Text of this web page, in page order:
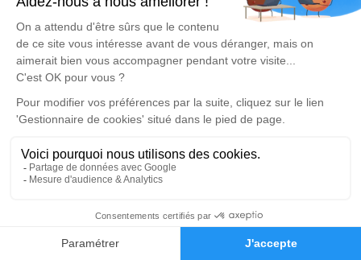
Faire-part Hommages
est un lieu d'expression dédié à honorer la
mémoire de Gilbert BLANCHET.
Un service de plantation d’arbre hommage est
disponible ici.
Cérémonie civile
Crématorium de Carhaix-Plouguer
18 bis Rue de Brest